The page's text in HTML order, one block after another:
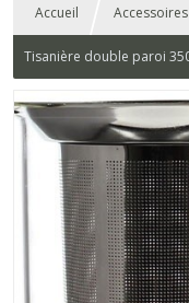
Accueil Accessoires
Tisanière double paroi